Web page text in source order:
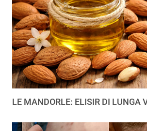
LE MANDORLE: ELISIR DI LUNGA